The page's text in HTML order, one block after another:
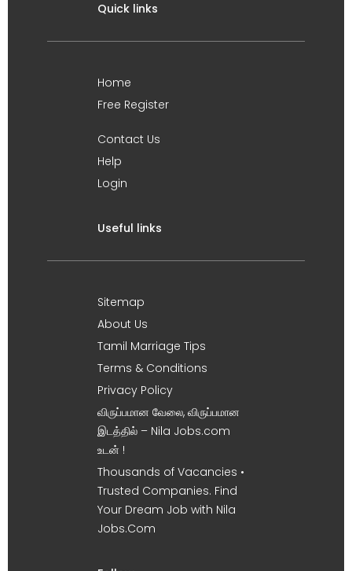
Quick links
Home
Free Register
Contact Us
Help
Login
Useful links
Sitemap
About Us
Tamil Marriage Tips
Terms & Conditions
Privacy Policy
விருப்பமான வேலை, விருப்பமான
இடத்தில் – Nila Jobs.com
உடன் !
Thousands of Vacancies •
Trusted Companies. Find
Your Dream Job with Nila
Jobs.Com